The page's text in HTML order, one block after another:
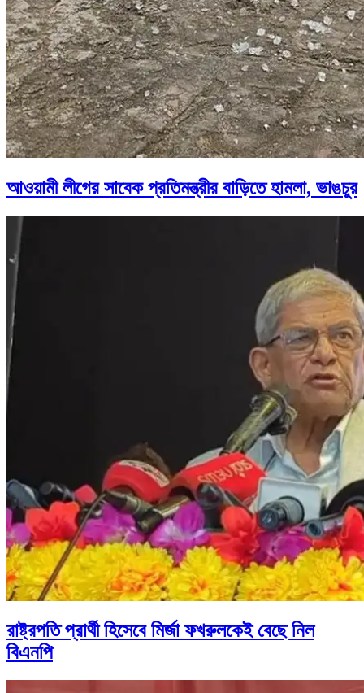
আওয়ামী লীগের সাবেক প্রতিমন্ত্রীর বাড়িতে হামলা, ভাঙচুর
রাষ্ট্রপতি প্রার্থী হিসেবে মির্জা ফখরুলকেই বেছে নিল
বিএনপি